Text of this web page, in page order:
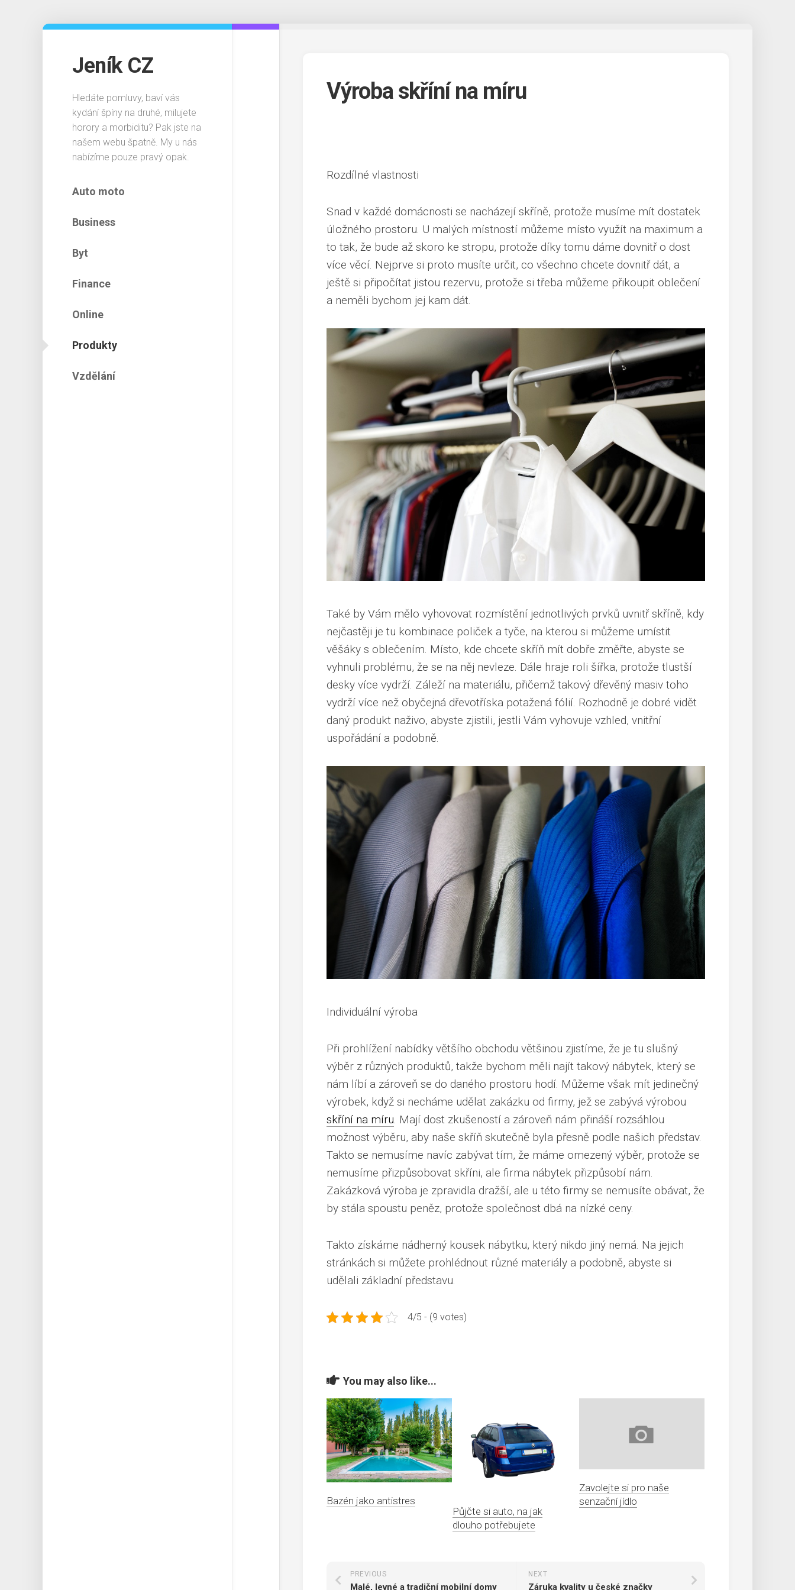
Jeník CZ
Hledáte pomluvy, baví vás
kydání špíny na druhé, milujete
horory a morbiditu? Pak jste na
našem webu špatně. My u nás
nabízíme pouze pravý opak.
Auto moto
Business
Byt
Finance
Online
Produkty
Vzdělání
Výroba skříní na míru
Rozdílné vlastnosti
Snad v každé domácnosti se nacházejí skříně, protože musíme mít dostatek
úložného prostoru. U malých místností můžeme místo využít na maximum a
to tak, že bude až skoro ke stropu, protože díky tomu dáme dovnitř o dost
více věcí. Nejprve si proto musíte určit, co všechno chcete dovnitř dát, a
ještě si připočítat jistou rezervu, protože si třeba můžeme přikoupit oblečení
a neměli bychom jej kam dát.
Také by Vám mělo vyhovovat rozmístění jednotlivých prvků uvnitř skříně, kdy
nejčastěji je tu kombinace poliček a tyče, na kterou si můžeme umístit
věšáky s oblečením. Místo, kde chcete skříň mít dobře změřte, abyste se
vyhnuli problému, že se na něj nevleze. Dále hraje roli šířka, protože tlustší
desky více vydrží. Záleží na materiálu, přičemž takový dřevěný masiv toho
vydrží více než obyčejná dřevotříska potažená fólií. Rozhodně je dobré vidět
daný produkt naživo, abyste zjistili, jestli Vám vyhovuje vzhled, vnitřní
uspořádání a podobně.
Individuální výroba
Při prohlížení nabídky většího obchodu většinou zjistíme, že je tu slušný
výběr z různých produktů, takže bychom měli najít takový nábytek, který se
nám líbí a zároveň se do daného prostoru hodí. Můžeme však mít jedinečný
výrobek, když si necháme udělat zakázku od firmy, jež se zabývá výrobou
skříní na míru. Mají dost zkušeností a zároveň nám přináší rozsáhlou
možnost výběru, aby naše skříň skutečně byla přesně podle našich představ.
Takto se nemusíme navíc zabývat tím, že máme omezený výběr, protože se
nemusíme přizpůsobovat skříni, ale firma nábytek přizpůsobí nám.
Zakázková výroba je zpravidla dražší, ale u této firmy se nemusíte obávat, že
by stála spoustu peněz, protože společnost dbá na nízké ceny.
Takto získáme nádherný kousek nábytku, který nikdo jiný nemá. Na jejich
stránkách si můžete prohlédnout různé materiály a podobně, abyste si
udělali základní představu.
4/5 - (9 votes)
You may also like...
Bazén jako antistres
Půjčte si auto, na jak
dlouho potřebujete
Zavolejte si pro naše
senzační jídlo
NEXT
Záruka kvality u české značky
PREVIOUS
Malé, levné a tradiční mobilní domy